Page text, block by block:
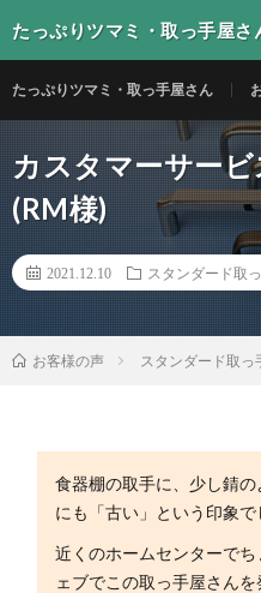
たっぷりツマミ・取っ手屋さ
たっぷりツマミ・取っ手屋さん
カスタマーサー
(RM様)
2021.12.10 スタンダード取
お客様の声 スタンダード取っ
食器棚の取手に、少し錆
にも「古い」という印象で
近くのホームセンターで
ェブでこの取っ手屋さんを